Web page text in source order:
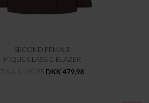
SECOND FEMALE
FIQUE CLASSIC BLAZER
DKK 1.199,95 DKK 479,98